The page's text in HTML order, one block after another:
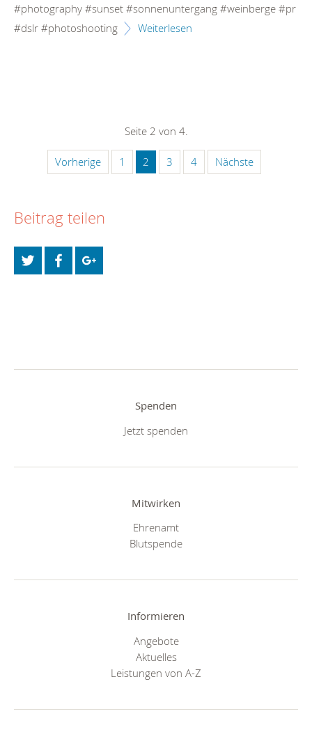
#photography #sunset #sonnenuntergang #weinberge #pr
#dslr #photoshooting
Weiterlesen
Seite 2 von 4.
Vorherige 1 2 3 4 Nächste
Beitrag teilen
Spenden
Jetzt spenden
Mitwirken
Ehrenamt
Blutspende
Informieren
Angebote
Aktuelles
Leistungen von A-Z